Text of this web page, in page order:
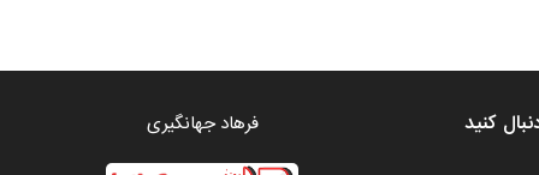
کنید فرهاد جهانگیری